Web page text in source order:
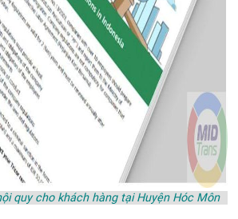
quy cho khách hàng tại Huyện Hóc Môn